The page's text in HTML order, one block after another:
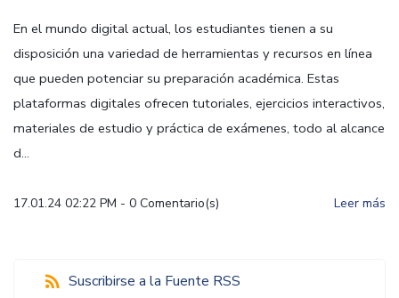
En el mundo digital actual, los estudiantes tienen a su
disposición una variedad de herramientas y recursos en línea
que pueden potenciar su preparación académica. Estas
plataformas digitales ofrecen tutoriales, ejercicios interactivos,
materiales de estudio y práctica de exámenes, todo al alcance
d...
17.01.24 02:22 PM - 0 Comentario(s) Leer más
Suscribirse a la Fuente RSS